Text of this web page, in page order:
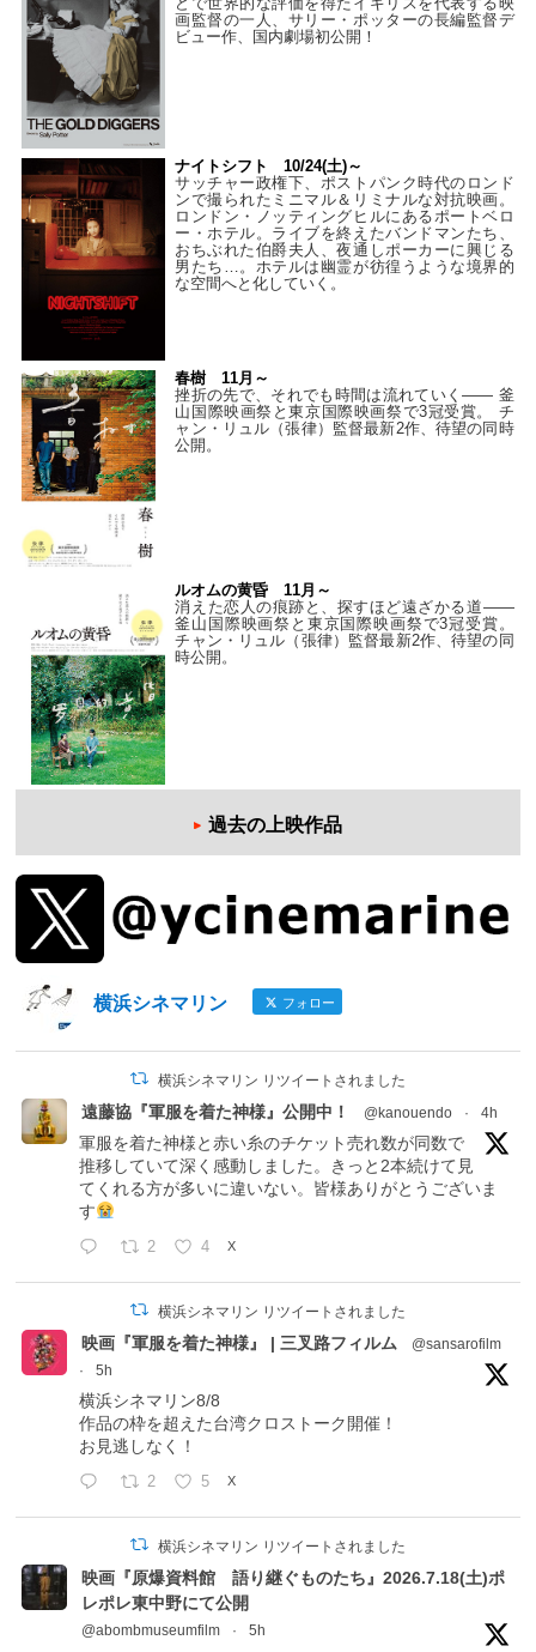
画監督の一人、サリー・ポッターの長編監督デ
ビュー作、国内劇場初公開！
ナイトシフト 10/24(土)～
サッチャー政権下、ポストパンク時代のロンド
ンで撮られたミニマル＆リミナルな対抗映画。
ロンドン・ノッティングヒルにあるポートベロ
ー・ホテル。ライブを終えたバンドマンたち、
おちぶれた伯爵夫人、夜通しポーカーに興じる
男たち…。ホテルは幽霊が彷徨うような境界的
な空間へと化していく。
春樹 11月～
挫折の先で、それでも時間は流れていく—— 釜
山国際映画祭と東京国際映画祭で3冠受賞。 チ
ャン・リュル（張律）監督最新2作、待望の同時
公開。
ルオムの黄昏 11月～
消えた恋人の痕跡と、探すほど遠ざかる道——
釜山国際映画祭と東京国際映画祭で3冠受賞。
チャン・リュル（張律）監督最新2作、待望の同
時公開。
過去の上映作品
横浜シネマリン フォロー
横浜シネマリン リツイートされました
遠藤協『軍服を着た神様』公開中！ @kanouendo · 4h
軍服を着た神様と赤い糸のチケット売れ数が同数で
推移していて深く感動しました。きっと2本続けて見
てくれる方が多いに違いない。皆様ありがとうございま
す
2 4 X
横浜シネマリン リツイートされました
映画『軍服を着た神様』 | 三叉路フィルム
@sansarofilm
·
5h
横浜シネマリン8/8
作品の枠を超えた台湾クロストーク開催！
お見逃しなく！
2 5 X
横浜シネマリン リツイートされました
映画『原爆資料館 語り継ぐものたち』2026.7.18(土)ポ
レポレ東中野にて公開
@abombmuseumfilm · 5h